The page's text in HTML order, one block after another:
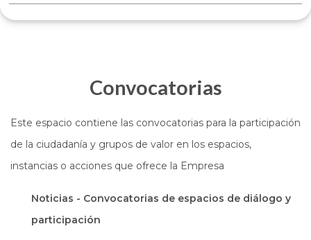
Convocatorias
Este espacio contiene las convocatorias para la participación
de la ciudadanía y grupos de valor en los espacios,
instancias o acciones que ofrece la Empresa
Noticias - Convocatorias de espacios de diálogo y
participación